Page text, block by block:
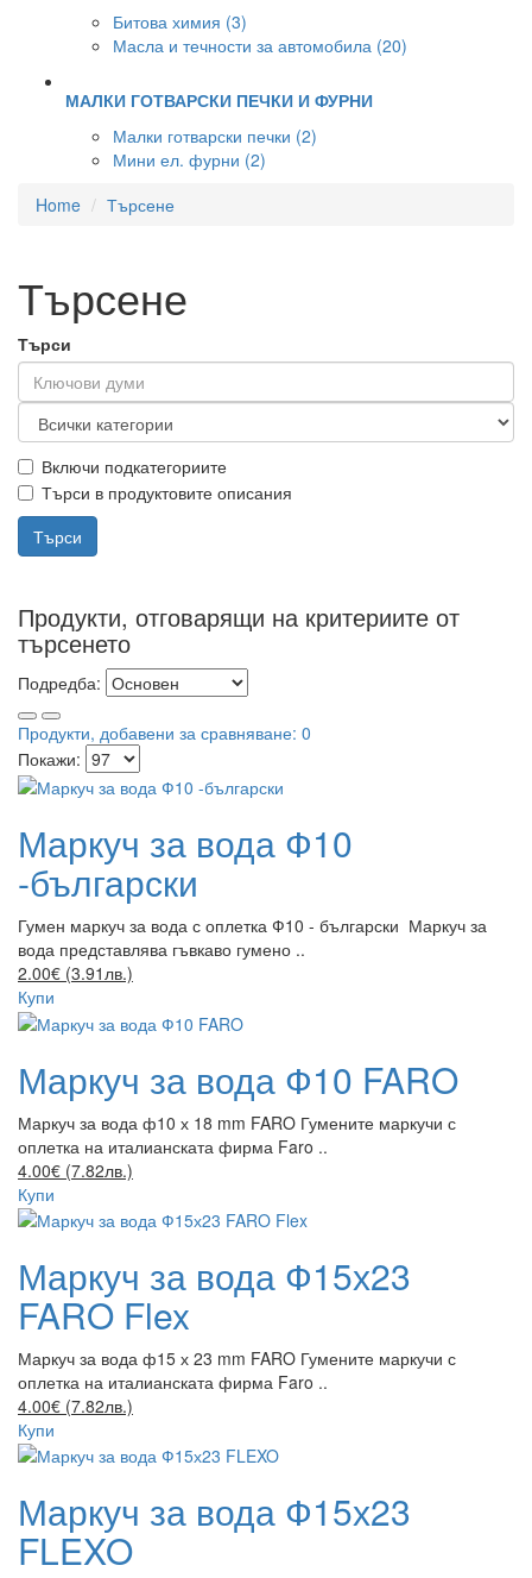
Битова химия (3)
Масла и течности за автомобила (20)
МАЛКИ ГОТВАРСКИ ПЕЧКИ И ФУРНИ
Малки готварски печки (2)
Мини ел. фурни (2)
Home
Търсене
Търсене
Търси
Включи подкатегориите
Търси в продуктовите описания
Продукти, отговарящи на критериите от
търсенето
Подредба:
Продукти, добавени за сравняване: 0
Покажи:
Маркуч за вода Ф10
-български
Гумен маркуч за вода с оплетка Ф10 - български Маркуч за
вода представлява гъвкаво гумено ..
2.00€ (3.91лв.)
Купи
Маркуч за вода Ф10 FARO
Маркуч за вода ф10 х 18 mm FARO Гумените маркучи с
оплетка на италианската фирма Faro ..
4.00€ (7.82лв.)
Купи
Маркуч за вода Ф15х23
FARO Flex
Маркуч за вода ф15 х 23 mm FARO Гумените маркучи с
оплетка на италианската фирма Faro ..
4.00€ (7.82лв.)
Купи
Маркуч за вода Ф15х23
FLEXO